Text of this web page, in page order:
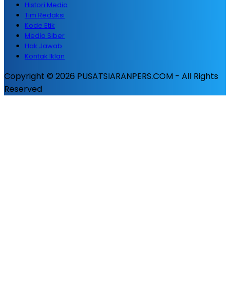
Histori Media
Tim Redaksi
Kode Etik
Media Siber
Hak Jawab
Kontak Iklan
Copyright © 2026 PUSATSIARANPERS.COM - All Rights
Reserved